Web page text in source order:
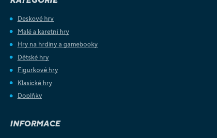
Deskové hry
Malé a karetní hry
Hry na hrdiny a gamebooky
Dětské hry
Figurkové hry
Klasické hry
Doplňky
INFORMACE